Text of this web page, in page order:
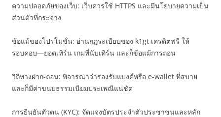
ความปลอดภัยของเว็บ: เว็บควรใช้ HTTPS และมีนโยบายความเป็น
ส่วนตัวที่กระจ่าง
ข้อแม้ของโปรโมชั่น: อ่านกฎระเบียบของ k1gt เครดิตฟรี ให้
รอบคอบ—ยอดเทิร์น เกมที่นับเทิร์น และก็ข้อแม้การถอน
วิถีทางฝาก-ถอน: พิจารณาว่ารองรับแบงค์หรือ e-wallet ที่สบาย
และก็มีค่าขนบธรรมเนียมประเพณีแน่ชัด
การยืนยันตัวตน (KYC): จัดแจงบัตรประจำตัวประชาชนและหลัก